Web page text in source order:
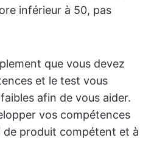
inférieur à 50, pas
que vous devez
et le test vous
afin de vous aider.
vos compétences
produit compétent et à